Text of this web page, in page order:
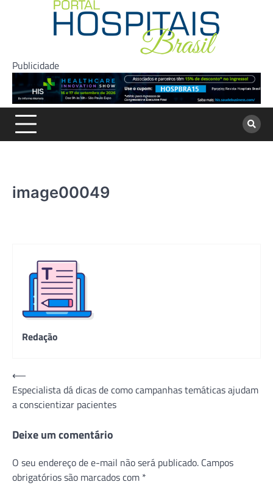
Publicidade
image00049
Redação
Navegação
de
Post
⟵
Especialista dá dicas de como campanhas temáticas ajudam
a conscientizar pacientes
Deixe um comentário
O seu endereço de e-mail não será publicado. Campos
obrigatórios são marcados com *